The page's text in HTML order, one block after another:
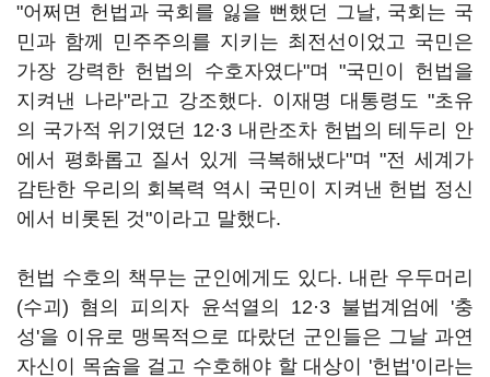
"어쩌면 헌법과 국회를 잃을 뻔했던 그날, 국회는 국
민과 함께 민주주의를 지키는 최전선이었고 국민은
가장 강력한 헌법의 수호자였다"며 "국민이 헌법을
지켜낸 나라"라고 강조했다. 이재명 대통령도 "초유
의 국가적 위기였던 12·3 내란조차 헌법의 테두리 안
에서 평화롭고 질서 있게 극복해냈다"며 "전 세계가
감탄한 우리의 회복력 역시 국민이 지켜낸 헌법 정신
에서 비롯된 것"이라고 말했다.
헌법 수호의 책무는 군인에게도 있다. 내란 우두머리
(수괴) 혐의 피의자 윤석열의 12·3 불법계엄에 '충
성'을 이유로 맹목적으로 따랐던 군인들은 그날 과연
자신이 목숨을 걸고 수호해야 할 대상이 '헌법'이라는